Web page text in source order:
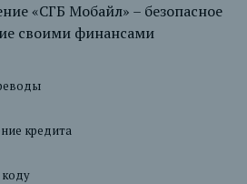
«СГБ Мобайл» – безопасное
своими финансами
кредита
коду